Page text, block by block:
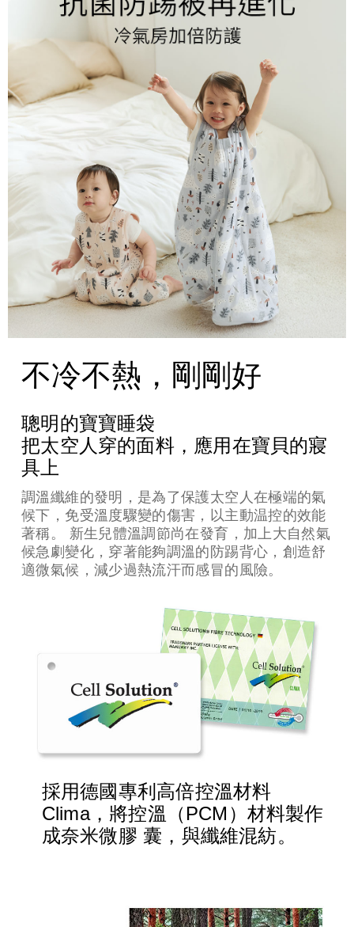
不冷不熱，剛剛好
聰明的寶寶睡袋
把太空人穿的面料，應用在寶貝的寢
具上
調溫纖維的發明，是為了保護太空人在極端的氣
候下，免受溫度驟變的傷害，以主動温控的效能
著稱。 新生兒體溫調節尚在發育，加上大自然氣
候急劇變化，穿著能夠調溫的防踢背心，創造舒
適微氣候，減少過熱流汗而感冒的風險。
採用德國專利高倍控溫材料
Clima，將控溫（PCM）材料製作
成奈米微膠 囊，與纖維混紡。